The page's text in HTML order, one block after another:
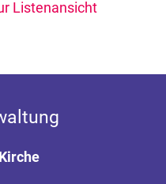
Listenansicht